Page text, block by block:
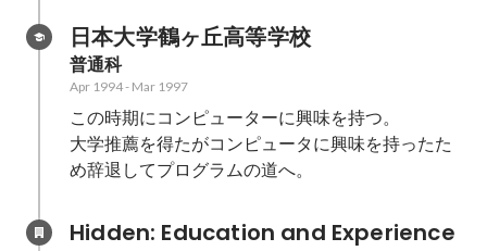
400人近くいるアンバサダーの中
から2番目に紹介していただける
とは……！本当に光栄です。 イン
タビューでは、元官僚としての視
点も交えつつ、「なぜ海士町の仕
組みが面白いのか」「離れていて
「アンバサダーは、無理に距離を
日本大学鶴ヶ丘高等学校
普通科
Apr 1994- Mar 1997
この時期にコンピューターに興味を持つ。
大学推薦を得たがコンピュータに興味を持ったた
め辞退してプログラムの道へ。